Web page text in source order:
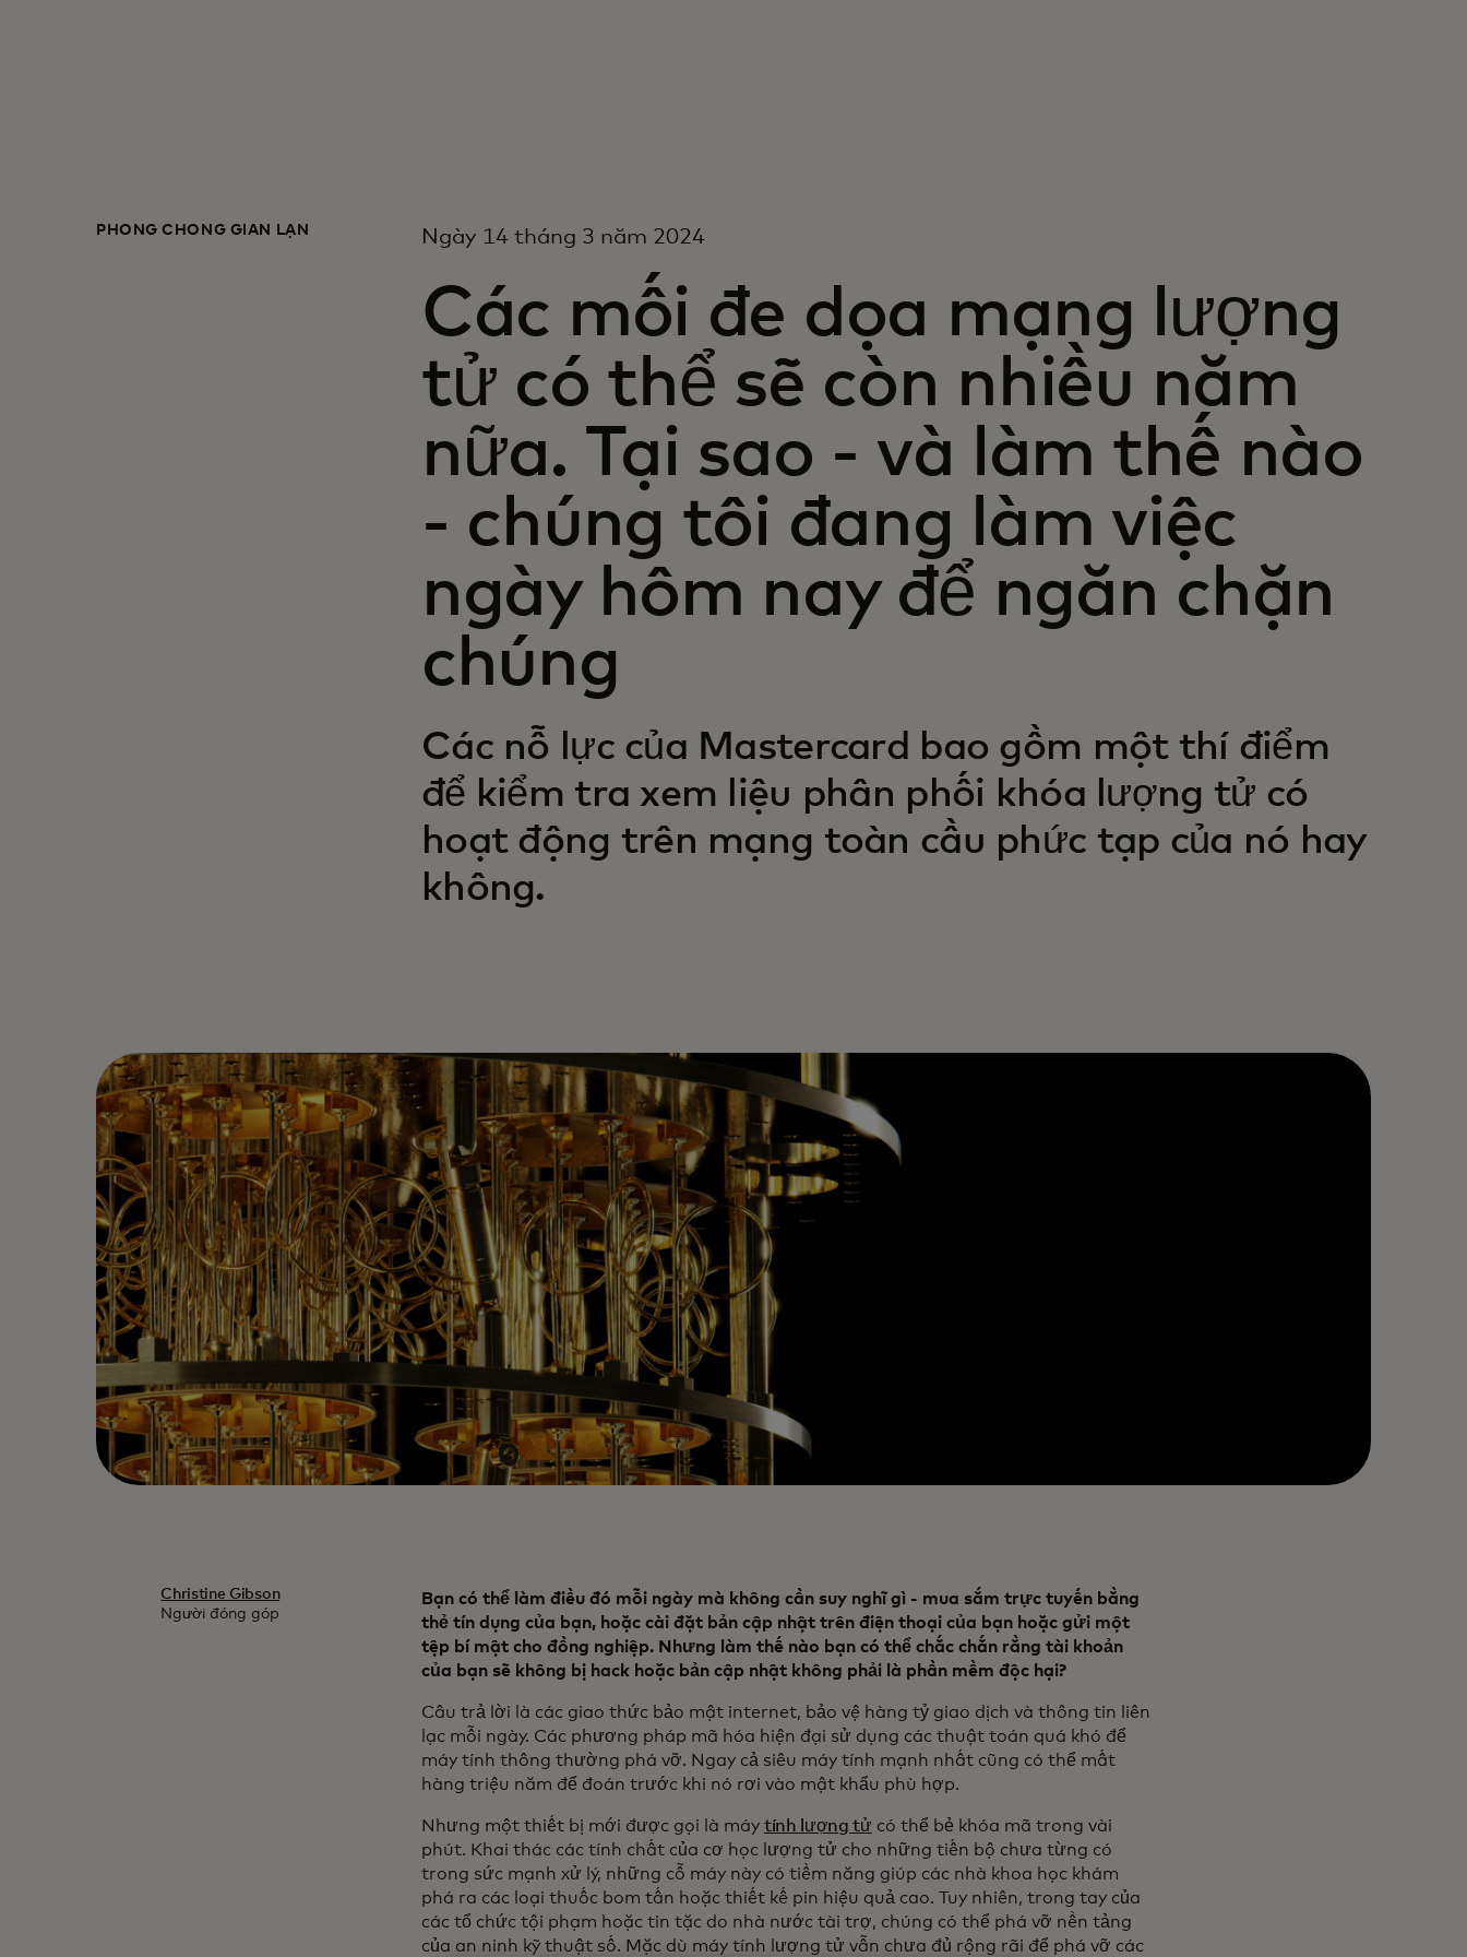
PHÒNG CHỐNG GIAN LẬN Ngày 14 tháng 3 năm 2024
Các mối đe dọa mạng lượng
tử có thể sẽ còn nhiều năm
nữa. Tại sao - và làm thế nào
- chúng tôi đang làm việc
ngày hôm nay để ngăn chặn
chúng
Các nỗ lực của Mastercard bao gồm một thí điểm
để kiểm tra xem liệu phân phối khóa lượng tử có
hoạt động trên mạng toàn cầu phức tạp của nó hay
không.
Christine Gibson
Người đóng góp
Bạn có thể làm điều đó mỗi ngày mà không cần suy nghĩ gì - mua sắm trực tuyến bằng
thẻ tín dụng của bạn, hoặc cài đặt bản cập nhật trên điện thoại của bạn hoặc gửi một
tệp bí mật cho đồng nghiệp. Nhưng làm thế nào bạn có thể chắc chắn rằng tài khoản
của bạn sẽ không bị hack hoặc bản cập nhật không phải là phần mềm độc hại?
Câu trả lời là các giao thức bảo mật internet, bảo vệ hàng tỷ giao dịch và thông tin liên
lạc mỗi ngày. Các phương pháp mã hóa hiện đại sử dụng các thuật toán quá khó để
máy tính thông thường phá vỡ. Ngay cả siêu máy tính mạnh nhất cũng có thể mất
hàng triệu năm để đoán trước khi nó rơi vào mật khẩu phù hợp.
Nhưng một thiết bị mới được gọi là máy tính lượng tửcó thể bẻ khóa mã trong vài
phút. Khai thác các tính chất của cơ học lượng tử cho những tiến bộ chưa từng có
trong sức mạnh xử lý, những cỗ máy này có tiềm năng giúp các nhà khoa học khám
phá ra các loại thuốc bom tấn hoặc thiết kế pin hiệu quả cao. Tuy nhiên, trong tay của
các tổ chức tội phạm hoặc tin tặc do nhà nước tài trợ, chúng có thể phá vỡ nền tảng
của an ninh kỹ thuật số. Mặc dù máy tính lượng tử vẫn chưa đủ rộng rãi để phá vỡ các